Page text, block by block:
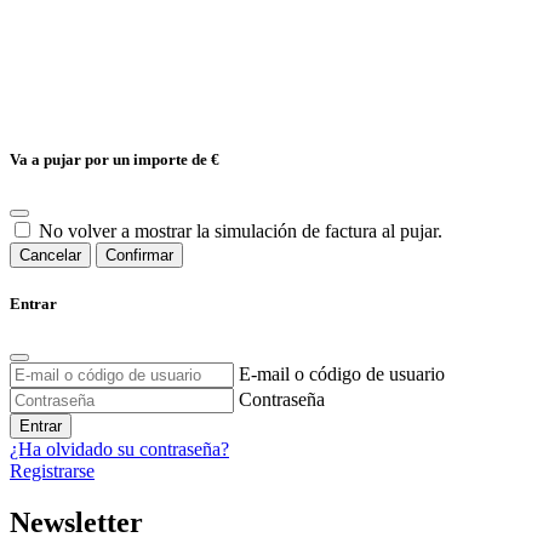
Va a pujar por un importe de €
No volver a mostrar la simulación de factura al pujar.
Cancelar Confirmar
Entrar
E-mail o código de usuario
Contraseña
Entrar
¿Ha olvidado su contraseña?
Registrarse
Newsletter